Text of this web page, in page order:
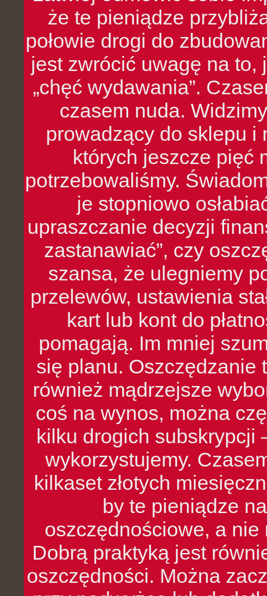
że te pieniądze
połowie drogi do
jest zwrócić uwagę na to,
„chęć wydawania”.
czasem nuda.
prowadzący do sklepu i
których jeszcze pięć
potrzebowaliśmy.
je stopniowo
upraszczanie decyzji
zastanawiać”, czy
szansa, że ulegniemy
przelewów, ustawienia
kart lub kont do
pomagają. Im mniej
się planu. Oszczędzanie
również mądrzejsze
coś na wynos, można
kilku drogich subskrypcji
wykorzystujemy.
kilkaset złotych
by te pieniądze
oszczędnościowe, a nie
Dobrą praktyką jest
oszczędności. Można